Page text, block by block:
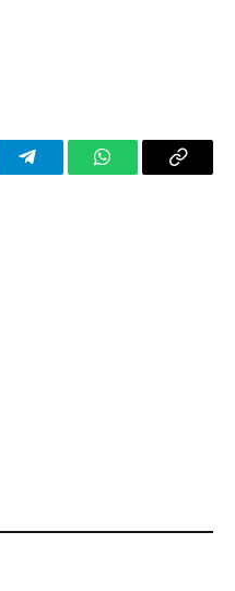
TelegramWhatsAppCopy